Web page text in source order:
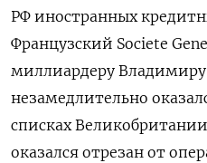
РФ иностранных
Французский Societe
миллиардеру
незамедлительно
списках
оказался отрезан от